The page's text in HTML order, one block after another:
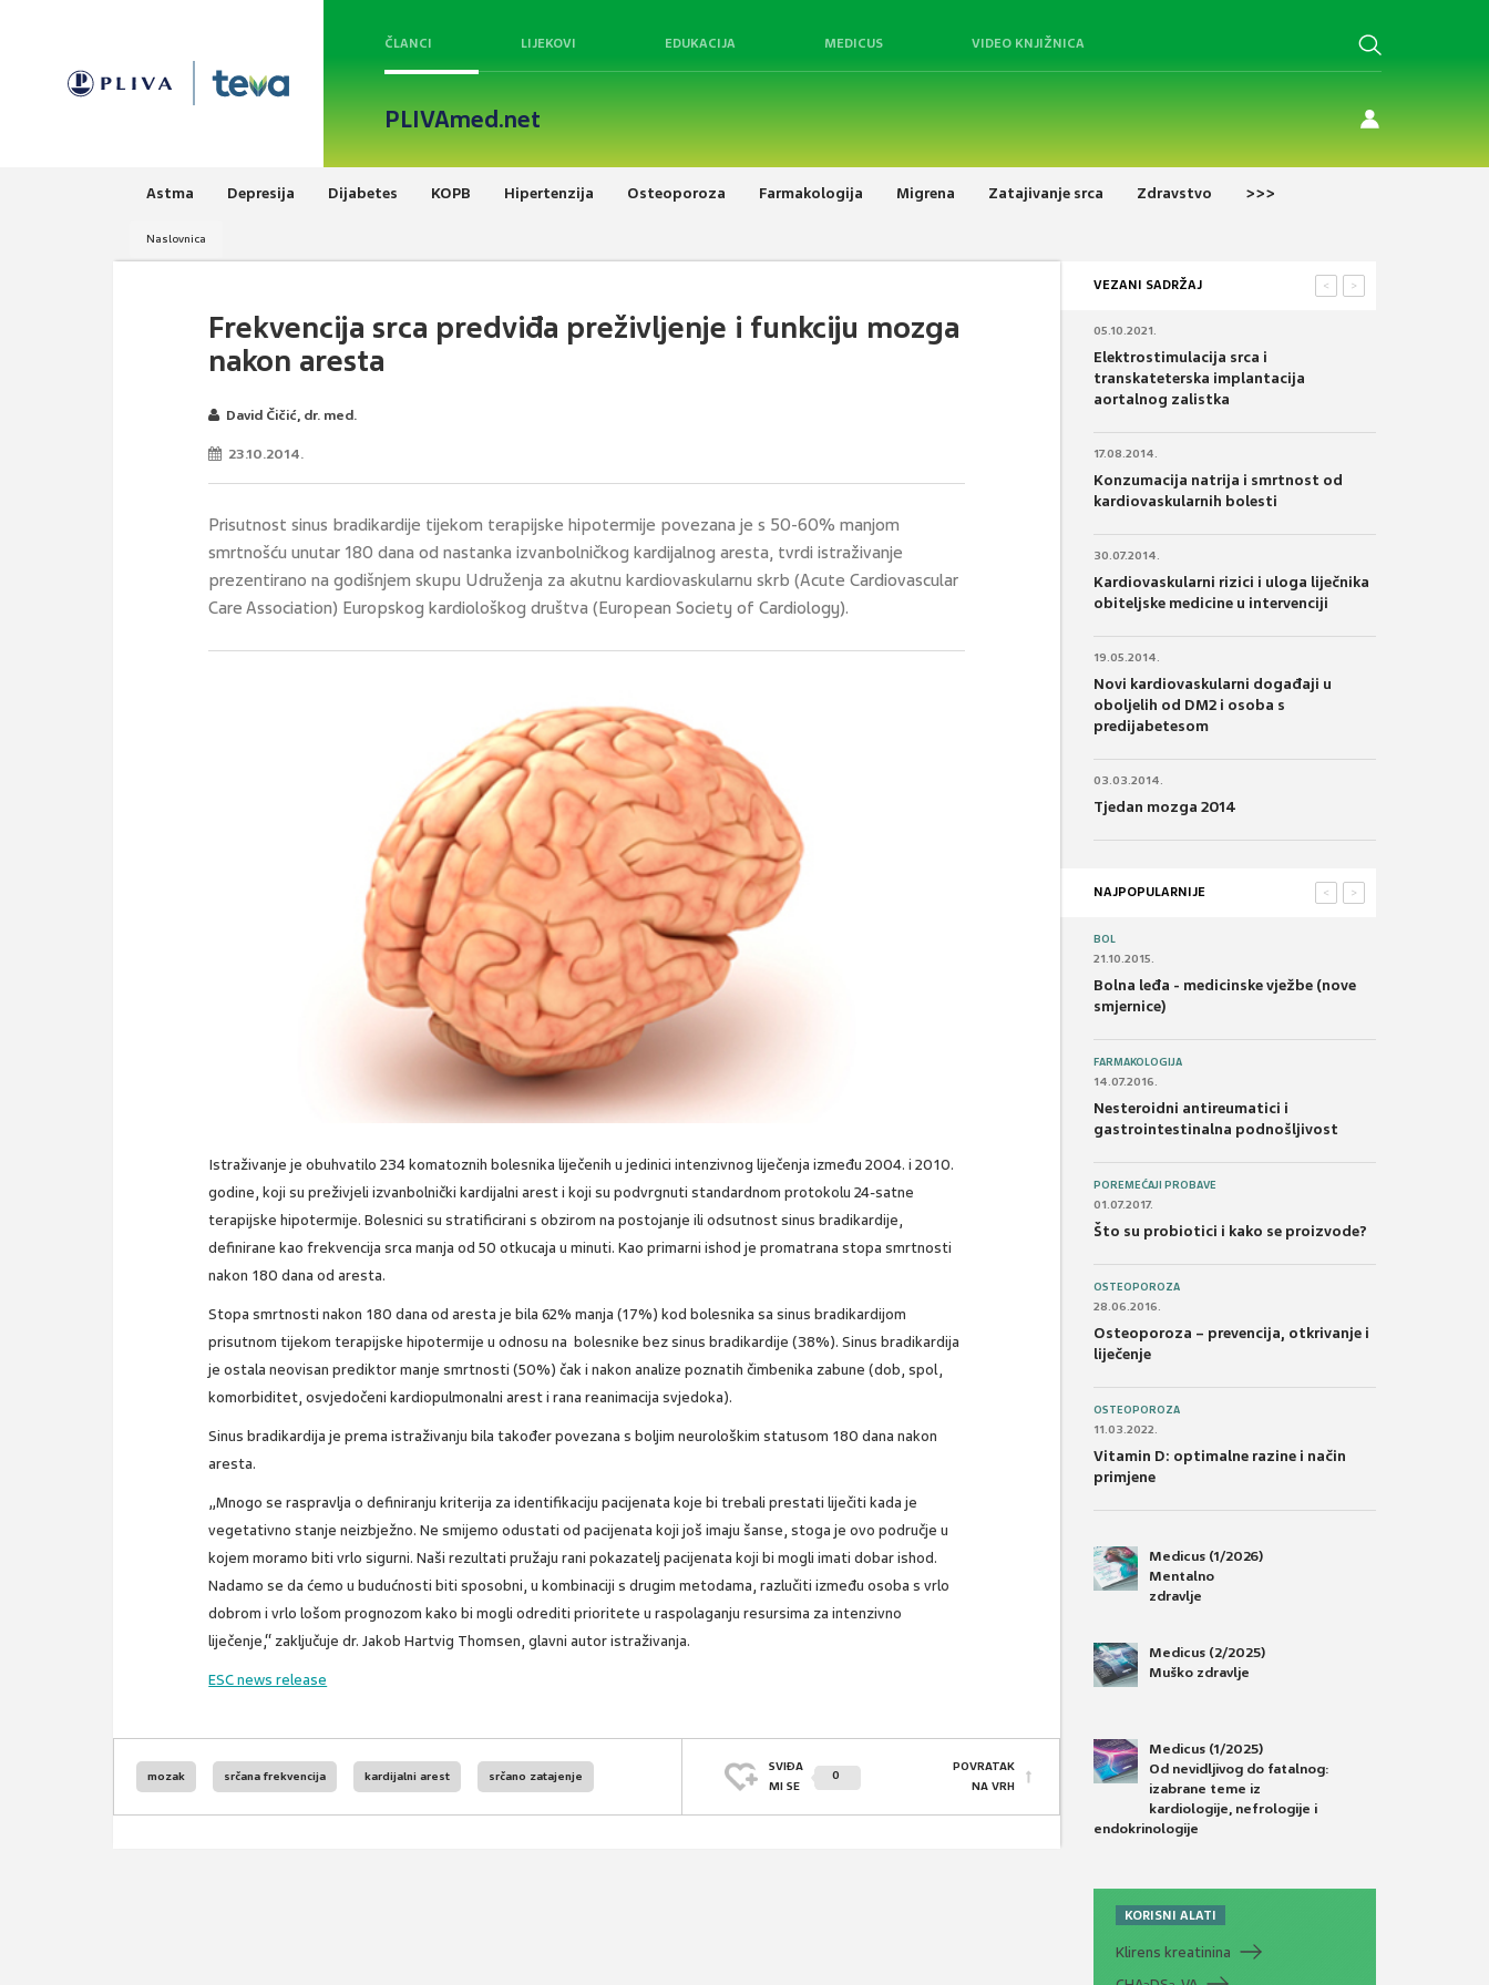
ČLANCI LIJEKOVI EDUKACIJA MEDICUS VIDEO KNJIŽNICA
PLIVAmed.net
Astma Depresija Dijabetes KOPB Hipertenzija Osteoporoza Farmakologija Migrena Zatajivanje srca Zdravstvo >>>
Naslovnica
Frekvencija srca predviđa preživljenje i funkciju mozga
nakon aresta
David Čičić, dr. med.
23.10.2014.
Prisutnost sinus bradikardije tijekom terapijske hipotermije povezana je s 50-60% manjom
smrtnošću unutar 180 dana od nastanka izvanbolničkog kardijalnog aresta, tvrdi istraživanje
prezentirano na godišnjem skupu Udruženja za akutnu kardiovaskularnu skrb (Acute Cardiovascular
Care Association) Europskog kardiološkog društva (European Society of Cardiology).
Istraživanje je obuhvatilo 234 komatoznih bolesnika liječenih u jedinici intenzivnog liječenja između 2004. i 2010.
godine, koji su preživjeli izvanbolnički kardijalni arest i koji su podvrgnuti standardnom protokolu 24-satne
terapijske hipotermije. Bolesnici su stratificirani s obzirom na postojanje ili odsutnost sinus bradikardije,
definirane kao frekvencija srca manja od 50 otkucaja u minuti. Kao primarni ishod je promatrana stopa smrtnosti
nakon 180 dana od aresta.
Stopa smrtnosti nakon 180 dana od aresta je bila 62% manja (17%) kod bolesnika sa sinus bradikardijom
prisutnom tijekom terapijske hipotermije u odnosu na bolesnike bez sinus bradikardije (38%). Sinus bradikardija
je ostala neovisan prediktor manje smrtnosti (50%) čak i nakon analize poznatih čimbenika zabune (dob, spol,
komorbiditet, osvjedočeni kardiopulmonalni arest i rana reanimacija svjedoka).
Sinus bradikardija je prema istraživanju bila također povezana s boljim neurološkim statusom 180 dana nakon
aresta.
„Mnogo se raspravlja o definiranju kriterija za identifikaciju pacijenata koje bi trebali prestati liječiti kada je
vegetativno stanje neizbježno. Ne smijemo odustati od pacijenata koji još imaju šanse, stoga je ovo područje u
kojem moramo biti vrlo sigurni. Naši rezultati pružaju rani pokazatelj pacijenata koji bi mogli imati dobar ishod.
Nadamo se da ćemo u budućnosti biti sposobni, u kombinaciji s drugim metodama, razlučiti između osoba s vrlo
dobrom i vrlo lošom prognozom kako bi mogli odrediti prioritete u raspolaganju resursima za intenzivno
liječenje,“ zaključuje dr. Jakob Hartvig Thomsen, glavni autor istraživanja.
ESC news release
mozak srčana frekvencija kardijalni arest srčano zatajenje
SVIĐA
MI SE
0
POVRATAK
NA VRH
VEZANI SADRŽAJ >
<
05.10.2021.
Elektrostimulacija srca i
transkateterska implantacija
aortalnog zalistka
17.08.2014.
Konzumacija natrija i smrtnost od
kardiovaskularnih bolesti
30.07.2014.
Kardiovaskularni rizici i uloga liječnika
obiteljske medicine u intervenciji
19.05.2014.
Novi kardiovaskularni događaji u
oboljelih od DM2 i osoba s
predijabetesom
03.03.2014.
Tjedan mozga 2014
NAJPOPULARNIJE >
<
BOL
21.10.2015.
Bolna leđa - medicinske vježbe (nove
smjernice)
FARMAKOLOGIJA
14.07.2016.
Nesteroidni antireumatici i
gastrointestinalna podnošljivost
POREMEĆAJI PROBAVE
01.07.2017.
Što su probiotici i kako se proizvode?
OSTEOPOROZA
28.06.2016.
Osteoporoza – prevencija, otkrivanje i
liječenje
OSTEOPOROZA
11.03.2022.
Vitamin D: optimalne razine i način
primjene
Medicus (1/2026)
Mentalno
zdravlje
Medicus (2/2025)
Muško zdravlje
Medicus (1/2025)
Od nevidljivog do fatalnog:
izabrane teme iz
kardiologije, nefrologije i
endokrinologije
KORISNI ALATI
Klirens kreatinina